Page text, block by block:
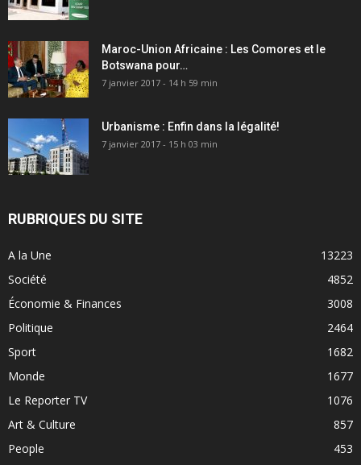
Maroc-Union Africaine : Les Comores et le
Botswana pour…
7 janvier 2017 - 14 h 59 min
Urbanisme : Enfin dans la légalité!
7 janvier 2017 - 15 h 03 min
RUBRIQUES DU SITE
A la Une
13223
Société
4852
Économie & Finances
3008
Politique
2464
Sport
1682
Monde
1677
Le Reporter TV
1076
Art & Culture
857
People
453